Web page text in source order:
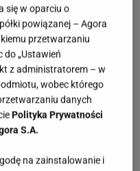
pestki dyni, miód,
wrzuć płatki i
mieszając. W
się w oparciu o
powiązanej – Agora
przetwarzaniu
do „Ustawień
z administratorem – w
wobec którego
danych
Polityka Prywatności
S.A.
na zainstalowanie i